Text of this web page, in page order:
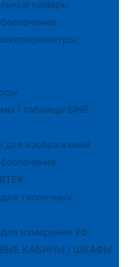
камеры
/ таблицы SINE
для изображений
тепличных
измерения УФ
КАБИНЫ / ШКАФЫ